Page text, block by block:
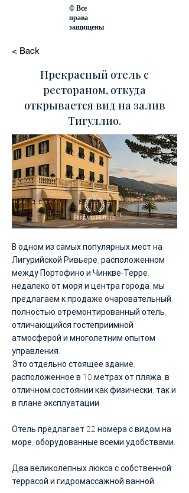
© Все
права
защищены
< Back
Прекрасный отель с
рестораном, откуда
открывается вид на залив
Тигуллио.
В одном из самых популярных мест на
Лигурийской Ривьере, расположенном
между Портофино и Чинкве-Терре,
недалеко от моря и центра города, мы
предлагаем к продаже очаровательный,
полностью отремонтированный отель,
отличающийся гостеприимной
атмосферой и многолетним опытом
управления.
Это отдельно стоящее здание,
расположенное в 10 метрах от пляжа, в
отличном состоянии как физически, так и
в плане эксплуатации.
Отель предлагает 22 номера с видом на
море, оборудованные всеми удобствами.
Два великолепных люкса с собственной
террасой и гидромассажной ванной.